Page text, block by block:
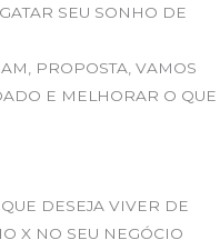
SEU SONHO DE
PROPOSTA, VAMOS
E MELHORAR O QUE
DESEJA VIVER DE
X NO SEU NEGÓCIO